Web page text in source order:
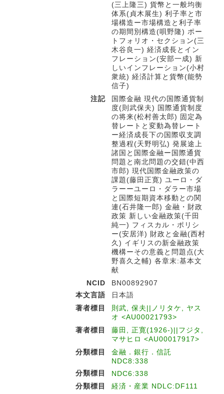
(三上隆三) 貨幣と一般均衡
体系(貞木展生) 利子率と市
場構造ー市場構造と利子率
の期間別構造(唄野隆) ポー
トフォリオ・セクション(三
木谷良一) 経済成長とイン
フレーション(安部一成) 新
しいインフレーション(小村
衆統) 経済計算と貨幣(能勢
信子)
注記
国際金融 現代の国際通貨制
度(則武保夫) 国際通貨制度
の将来(松村善太郎) 固定為
替レートと変動為替レート
ー経済成長下の国際収支調
整過程(天野明弘) 発展途上
諸国と国際金融ー国際通貨
問題と南北問題の交錯(中西
市郎) 現代国際金融政策の
課題(藤田正寛) ユーロ・ダ
ラーーユーロ・ダラー市場
と国際短期資本移動との関
連(石井隆一郎) 金融・財政
政策 新しい金融政策(千田
純一) フィスカル・ポリシ
ー(安居洋) 財政と金融(西村
久) イギリスの新金融政策
機構ーその意義と問題点(大
野喜久之輔) 各章末:基本文
献
NCID
BN00892907
本文言語
日本語
著者標目
則武, 保夫||ノリタケ, ヤス
オ <AU00021793>
著者標目
藤田, 正寛(1926-)||フジタ,
マサヒロ <AU00017917>
分類標目
金融．銀行．信託
NDC8:338
分類標目
NDC6:338
分類標目
経済・産業 NDLC:DF111